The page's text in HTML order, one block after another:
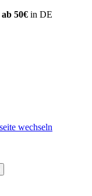
ab 50€ in DE